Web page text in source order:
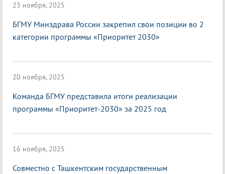
23 ноября, 2025
БГМУ Минздрава России закрепил свои позиции во 2
категории программы «Приоритет 2030»
20 ноября, 2025
Команда БГМУ представила итоги реализации
программы «Приоритет-2030» за 2025 год
16 ноября, 2025
Совместно с Ташкентским государственным